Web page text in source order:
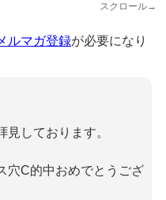
スクロール→
ルマガ登録が必要になり
見しております。
穴C的中おめでとうござ